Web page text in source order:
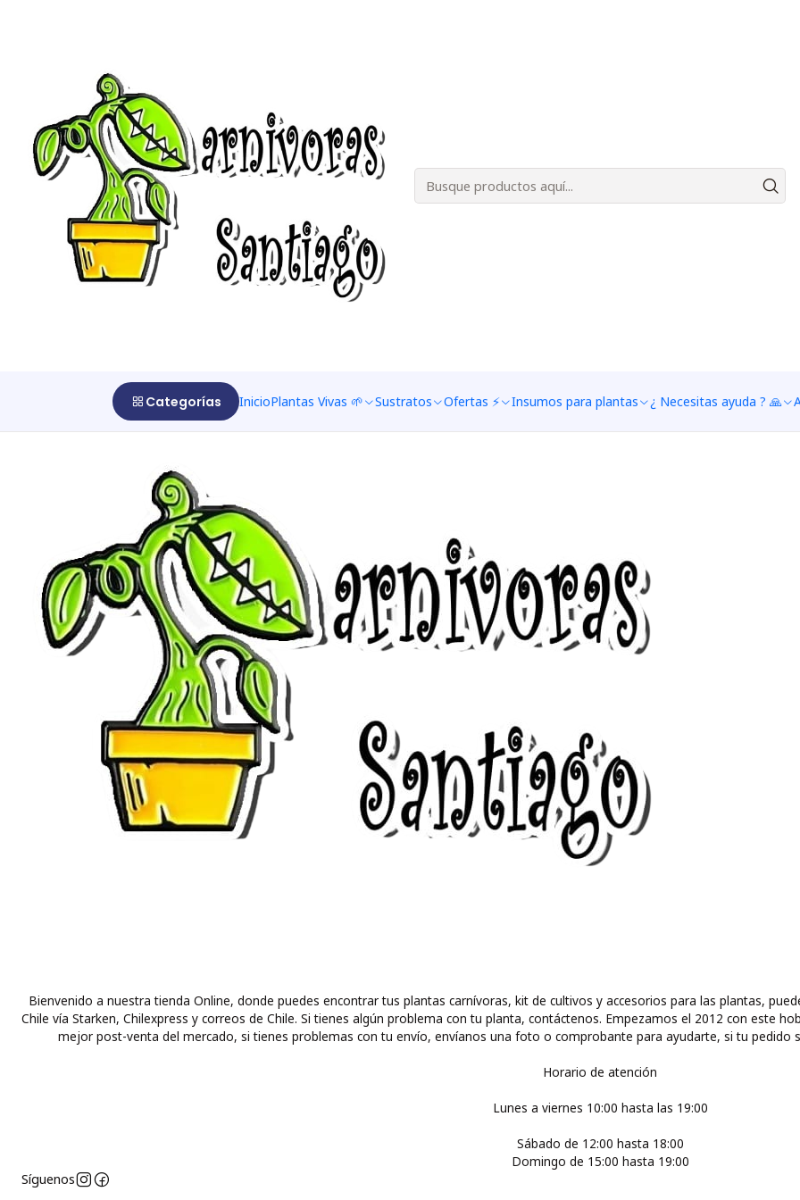
Categorías InicioPlantas Vivas 🌱 Sustratos Ofertas ⚡ Insumos para plantas ¿ Necesitas ayuda ? 🙏
Hormonas
-20% AUS
|
Enraizante
$286 CLP$357 CLP
Bienvenido a nuestra tienda Online, donde puedes encontrar tus plantas carnívoras, kit de cultivos y accesorios para las plantas,
Chile vía Starken, Chilexpress y correos de Chile. Si tienes algún problema con tu planta, contáctenos. Empezamos el 2012 con este
mejor post-venta del mercado, si tienes problemas con tu envío, envíanos una foto o comprobante para ayudarte, si tu pedido
Horario de atención
Lunes a viernes 10:00 hasta las 19:00
Sábado de 12:00 hasta 18:00
Domingo de 15:00 hasta 19:00
Síguenos